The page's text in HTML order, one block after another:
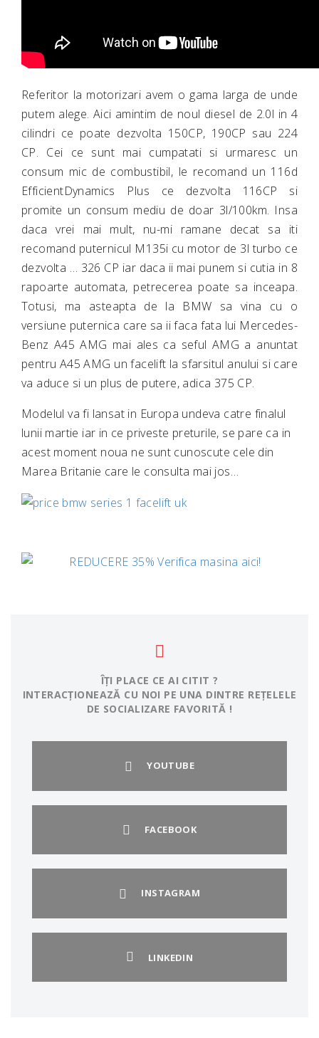
Referitor la motorizari avem o gama larga de unde
putem alege. Aici amintim de noul diesel de 2.0l in 4
cilindri ce poate dezvolta 150CP, 190CP sau 224
CP. Cei ce sunt mai cumpatati si urmaresc un
consum mic de combustibil, le recomand un 116d
EfficientDynamics Plus ce dezvolta 116CP si
promite un consum mediu de doar 3l/100km. Insa
daca vrei mai mult, nu-mi ramane decat sa iti
recomand puternicul M135i cu motor de 3l turbo ce
dezvolta … 326 CP iar daca ii mai punem si cutia in 8
rapoarte automata, petrecerea poate sa inceapa.
Totusi, ma asteapta de la BMW sa vina cu o
versiune puternica care sa ii faca fata lui Mercedes-
Benz A45 AMG mai ales ca seful AMG a anuntat
pentru A45 AMG un facelift la sfarsitul anului si care
va aduce si un plus de putere, adica 375 CP.
Modelul va fi lansat in Europa undeva catre finalul
lunii martie iar in ce priveste preturile, se pare ca in
acest moment noua ne sunt cunoscute cele din
Marea Britanie care le consulta mai jos…
ÎȚI PLACE CE AI CITIT ?
INTERACȚIONEAZĂ CU NOI PE UNA DINTRE REȚELELE
DE SOCIALIZARE FAVORITĂ !
YOUTUBE
FACEBOOK
INSTAGRAM
LINKEDIN